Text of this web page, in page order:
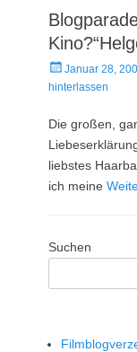
Veröffentlicht
am
Januar 28,
hinterlassen
Die großen,
liebstes
ich meine
Suchen